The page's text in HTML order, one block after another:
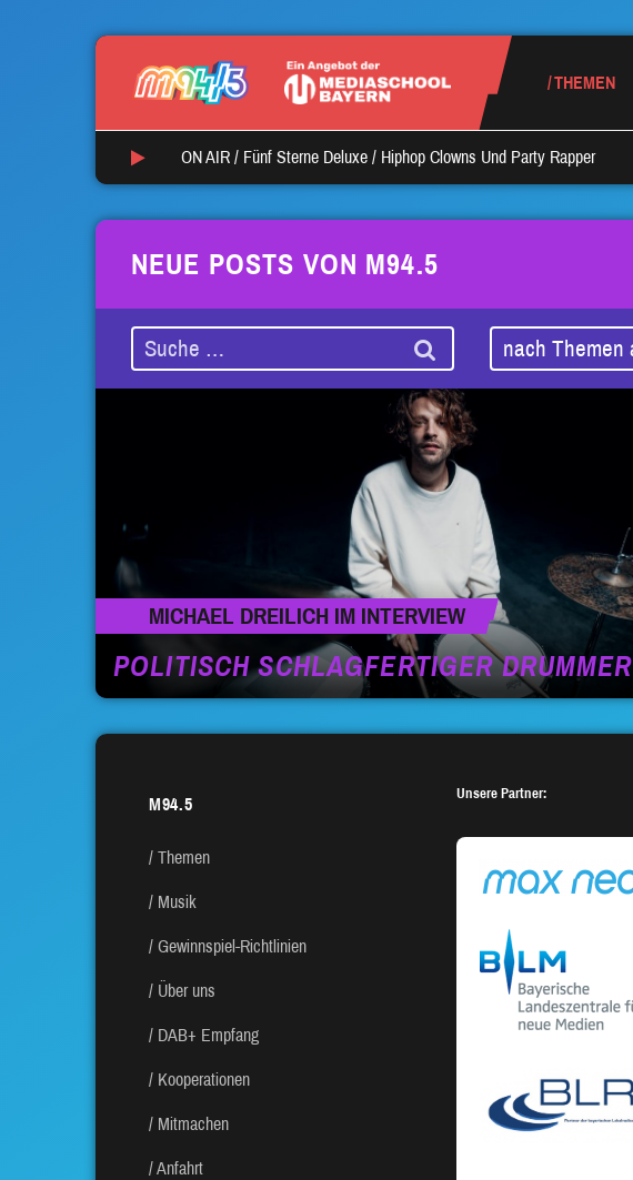
THEMEN
ON AIR / Fünf Sterne Deluxe / Hiphop Clowns Und Party Rapper
NEUE POSTS VON M94.5
MICHAEL DREILICH IM INTERVIEW
POLITISCH SCHLAGFERTIGER DRUMMER
M94.5
Themen
Musik
Gewinnspiel-Richtlinien
Über uns
DAB+ Empfang
Kooperationen
Mitmachen
Anfahrt
Unsere Partner: